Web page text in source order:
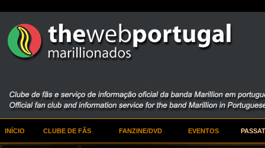
INÍCIO CLUBE DE FÃS FANZINE/DVD EVENTOS